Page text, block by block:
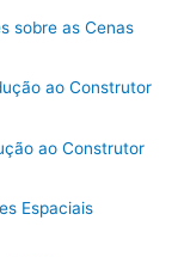
sobre as Cenas
ao Construtor
ao Construtor
Espaciais